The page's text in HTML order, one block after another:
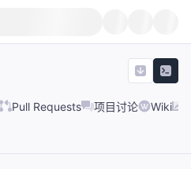
Pull Requests 项目讨论 Wiki